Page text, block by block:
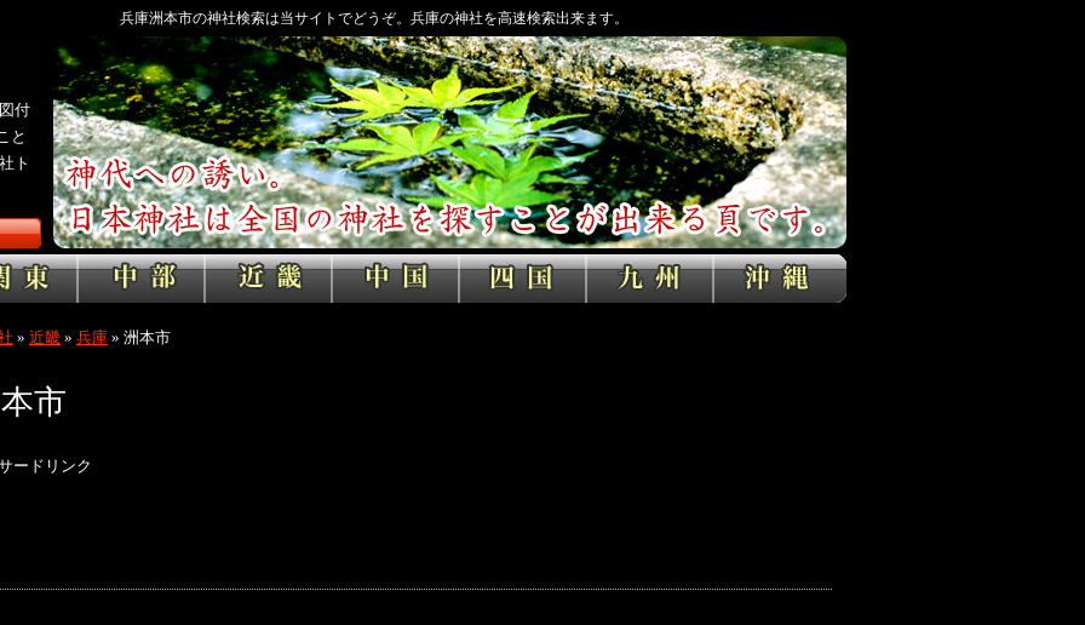
兵庫洲本市の神社検索は当サイトでどうぞ。兵庫の神社を高速検索出来ます。
付
と
ト
» 近畿 » 兵庫 » 洲本市
市
ードリンク